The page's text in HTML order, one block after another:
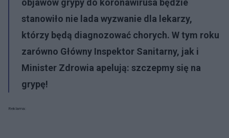
objawów grypy do koronawirusa będzie
stanowiło nie lada wyzwanie dla lekarzy,
którzy będą diagnozować chorych. W tym roku
zarówno Główny Inspektor Sanitarny, jak i
Minister Zdrowia apelują: szczepmy się na
grypę!
Reklama: